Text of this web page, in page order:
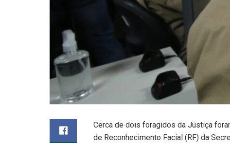
Cerca de dois foragidos da Justiça
de Reconhecimento Facial (RF) da